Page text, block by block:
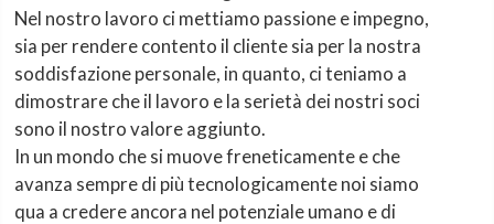
Nel nostro lavoro ci mettiamo passione e impegno,
sia per rendere contento il cliente sia per la nostra
soddisfazione personale, in quanto, ci teniamo a
dimostrare che il lavoro e la serietà dei nostri soci
sono il nostro valore aggiunto.
In un mondo che si muove freneticamente e che
avanza sempre di più tecnologicamente noi siamo
qua a credere ancora nel potenziale umano e di